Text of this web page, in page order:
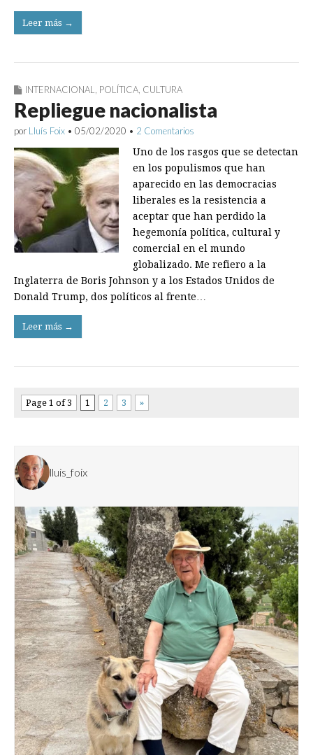
Leer más →
INTERNACIONAL POLÍTICA CULTURA
Repliegue nacionalista
por Lluís Foix • 05/02/2020 • 2 Comentarios
Uno de los rasgos que se detectan
en los populismos que han
aparecido en las democracias
liberales es la resistencia a
aceptar que han perdido la
hegemonía política, cultural y
comercial en el mundo
globalizado. Me refiero a la
Inglaterra de Boris Johnson y a los Estados Unidos de
Donald Trump, dos políticos al frente…
Leer más →
Page 1 of 3 1 2 3 »
lluis_foix